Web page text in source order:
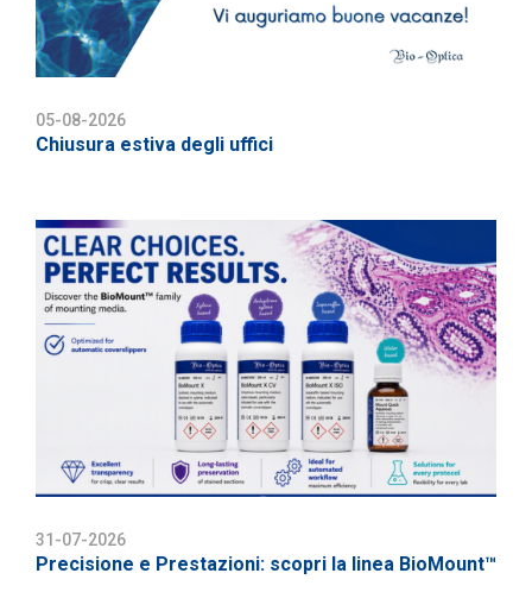
05-08-2026
Chiusura estiva degli uffici
31-07-2026
Precisione e Prestazioni: scopri la linea BioMount™